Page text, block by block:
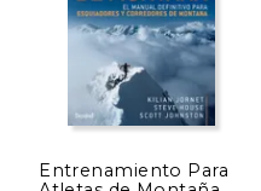
Entrenamiento Para